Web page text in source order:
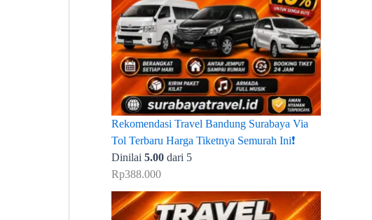
Rekomendasi Travel Bandung Surabaya Via
Tol Terbaru Harga Tiketnya Semurah Ini❗
Dinilai 5.00 dari 5
Rp388.000